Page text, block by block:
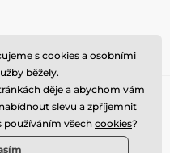
s cookies a osobními
běžely.
děje a abychom vám
slevu a zpříjemnit
používáním všech cookies?